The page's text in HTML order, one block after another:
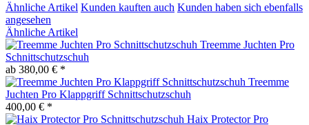
Ähnliche Artikel Kunden kauften auch Kunden haben sich ebenfalls
angesehen
Ähnliche Artikel
Treemme Juchten Pro
Schnittschutzschuh
ab 380,00 € *
Treemme
Juchten Pro Klappgriff Schnittschutzschuh
400,00 € *
Haix Protector Pro